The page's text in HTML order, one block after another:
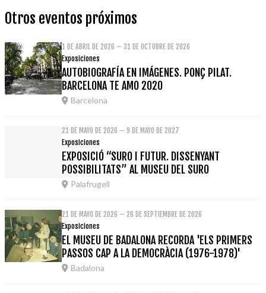
Otros eventos próximos
1 DE ABRIL DE 2026 – 31 DE OCTUBRE DE 2026
Exposiciones
AUTOBIOGRAFÍA EN IMÁGENES. PONÇ PILAT.
BARCELONA TE AMO 2020
Barcelona
21 DE MAYO DE 2026 – 9 DE MAYO DE 2027
Exposiciones
EXPOSICIÓ “SURO I FUTUR. DISSENYANT
POSSIBILITATS” AL MUSEU DEL SURO
Palafrugell
21 DE MAYO DE 2026 – 26 DE SEPTIEMBRE DE 2026
Exposiciones
EL MUSEU DE BADALONA RECORDA 'ELS PRIMERS
PASSOS CAP A LA DEMOCRÀCIA (1976-1978)'
Badalona